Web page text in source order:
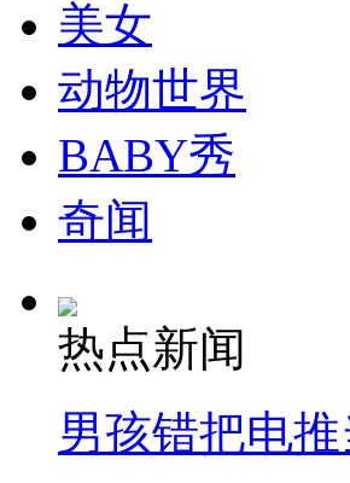
纽约上演“枕头大战”
司机酒驾遇交警 急速倒车逃窜
美女
动物世界
BABY秀
奇闻
热点新闻
男孩错把电